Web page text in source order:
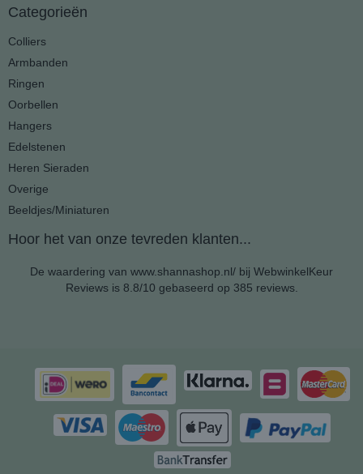
Categorieën
Colliers
Armbanden
Ringen
Oorbellen
Hangers
Edelstenen
Heren Sieraden
Overige
Beeldjes/Miniaturen
Hoor het van onze tevreden klanten...
De waardering van www.shannashop.nl/ bij WebwinkelKeur
Reviewsis 8.8/10 gebaseerd op 385 reviews.